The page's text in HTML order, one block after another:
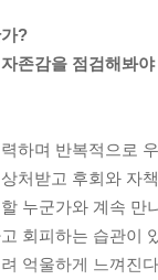
?
존감을 점검해봐
하며 반복적으로
처받고 후회와 자
누군가와 계속 만
회피하는 습관이
억울하게 느껴진